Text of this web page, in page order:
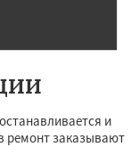
и
ремонт заказывают